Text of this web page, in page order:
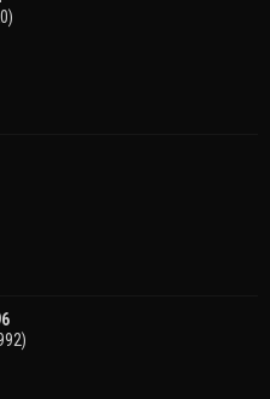
Nobita's Art World Tales (2025)